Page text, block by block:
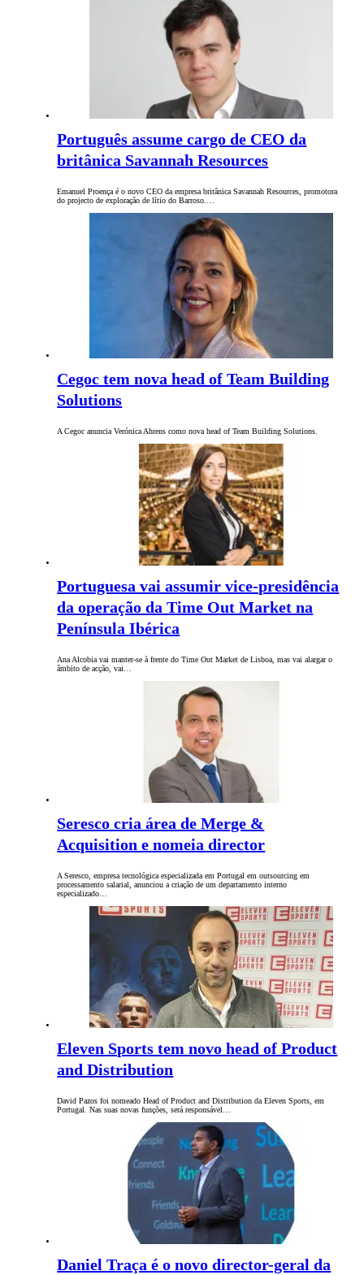
Português assume cargo de CEO da
britânica Savannah Resources
Emanuel Proença é o novo CEO da empresa britânica Savannah Resources, promotora
do projecto de exploração de lítio do Barroso.…
Cegoc tem nova head of Team Building
Solutions
A Cegoc anuncia Verónica Ahrens como nova head of Team Building Solutions.
Portuguesa vai assumir vice-presidência
da operação da Time Out Market na
Península Ibérica
Ana Alcobia vai manter-se à frente do Time Out Market de Lisboa, mas vai alargar o
âmbito de acção, vai…
Seresco cria área de Merge &
Acquisition e nomeia director
A Seresco, empresa tecnológica especializada em Portugal em outsourcing em
processamento salarial, anunciou a criação de um departamento interno
especializado…
Eleven Sports tem novo head of Product
and Distribution
David Pazos foi nomeado Head of Product and Distribution da Eleven Sports, em
Portugal. Nas suas novas funções, será responsável…
Daniel Traça é o novo director-geral da